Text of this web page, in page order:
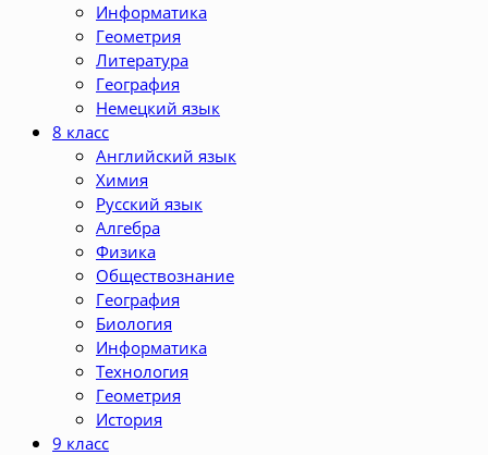
Информатика
Геометрия
Литература
География
Немецкий язык
8 класс
Английский язык
Химия
Русский язык
Алгебра
Физика
Обществознание
География
Биология
Информатика
Технология
Геометрия
История
9 класс